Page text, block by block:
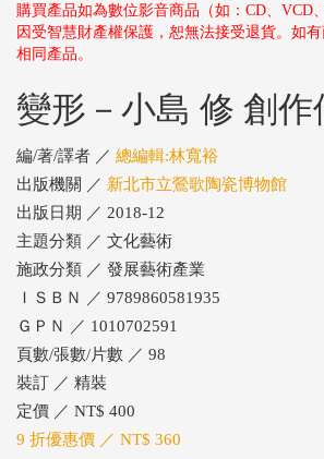
購買產品如為數位影音商品（如：CD、VCD
因受智慧財產權保護，恕無法接受退貨。如
相同產品。
變形－小島 修 創作
編/著/譯者 ／ 總編輯:林寬裕
出版機關 ／ 新北市立鶯歌陶瓷博物館
出版日期 ／ 2018-12
主題分類 ／ 文化藝術
施政分類 ／ 發展藝術產業
ＩＳＢＮ ／ 9789860581935
ＧＰＮ ／ 1010702591
頁數/張數/片數 ／ 98
裝訂 ／ 精裝
定價 ／ NT$ 400
9 折優惠價 ／ NT$ 360